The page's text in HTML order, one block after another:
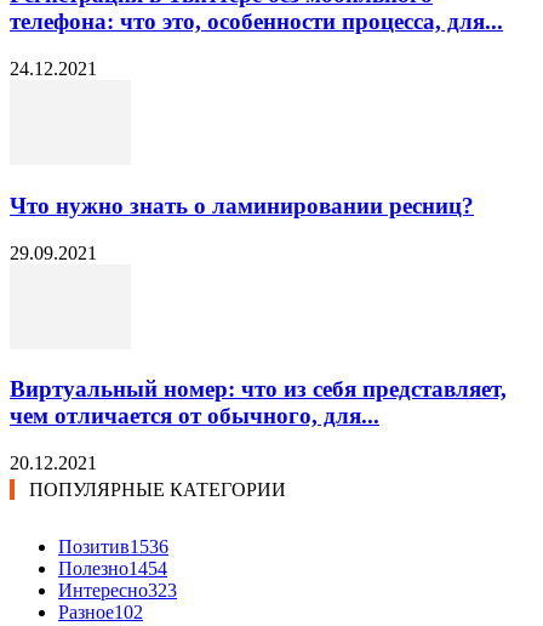
телефона: что это, особенности процесса, для...
24.12.2021
Что нужно знать о ламинировании ресниц?
29.09.2021
Виртуальный номер: что из себя представляет,
чем отличается от обычного, для...
20.12.2021
ПОПУЛЯРНЫЕ КАТЕГОРИИ
Позитив1536
Полезно1454
Интересно323
Разное102